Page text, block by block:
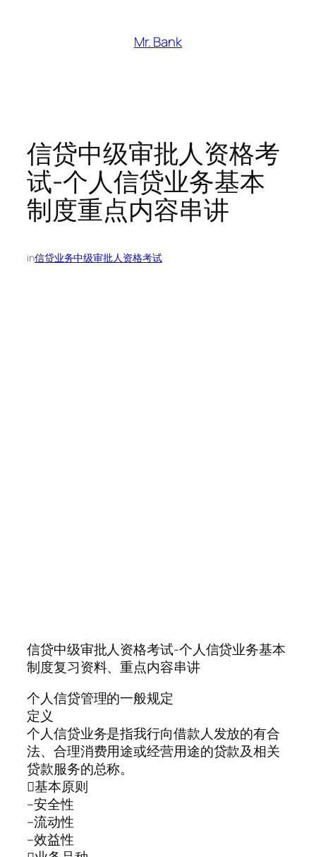
Mr. Bank
信贷中级审批人资格考
试-个人信贷业务基本
制度重点内容串讲
in信贷业务中级审批人资格考试
信贷中级审批人资格考试-个人信贷业务基本
制度复习资料、重点内容串讲
个人信贷管理的一般规定
定义
个人信贷业务是指我行向借款人发放的有合
法、合理消费用途或经营用途的贷款及相关
贷款服务的总称。
基本原则
–安全性
–流动性
–效益性